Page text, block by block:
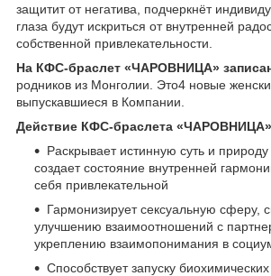
защитит от негатива, подчеркнёт
глаза будут искриться от внутренней
собственной привлекательности.
На КФС-браслет «ЧАРОВНИЦА»
родников из Монголии. Это4 новые
выпускавшиеся в Компании.
Действие КФС-браслета
Раскрывает истинную суть и
создает состояние внутренней
себя привлекательной
Гармонизирует сексуальную сферу,
улучшению взаимоотношений с
укреплению вза­имопонимания в
Способствует запуску